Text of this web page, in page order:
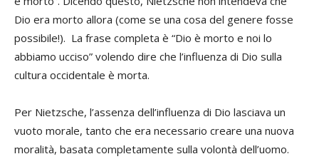
Dio era morto allora (come se una cosa del genere fosse
possibile!). La frase completa è “Dio è morto e noi lo
abbiamo ucciso” volendo dire che l’influenza di Dio sulla
cultura occidentale è morta.
Per Nietzsche, l’assenza dell’influenza di Dio lasciava un
vuoto morale, tanto che era necessario creare una nuova
moralità, basata completamente sulla volontà dell’uomo.